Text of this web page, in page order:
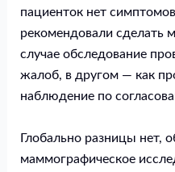
пациенток нет
рекомендовали
случае обследование
жалоб, в другом — как
наблюдение по
Глобально разницы нет,
маммографическое